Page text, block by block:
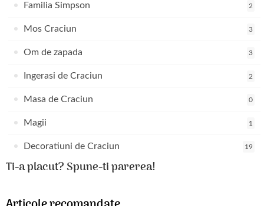
Familia Simpson 2
Mos Craciun 3
Om de zapada 3
Ingerasi de Craciun 2
Masa de Craciun 0
Magii 1
Decoratiuni de Craciun 19
Ti-a placut? Spune-ti parerea!